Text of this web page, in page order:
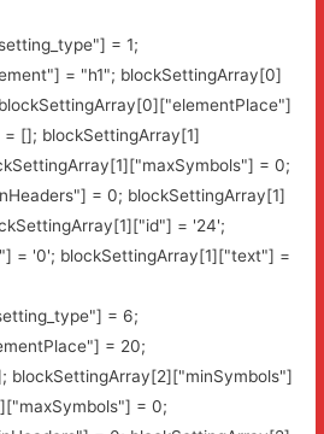
= 1;
= "h1"; blockSettingArray[0]
[]; blockSettingArray[1]
= 0;
= 0; blockSettingArray[1]
= '24';
= '0'; blockSettingArray[1]["text"] =
= 6;
= 20;
blockSettingArray[2]["minSymbols"]
= 0;